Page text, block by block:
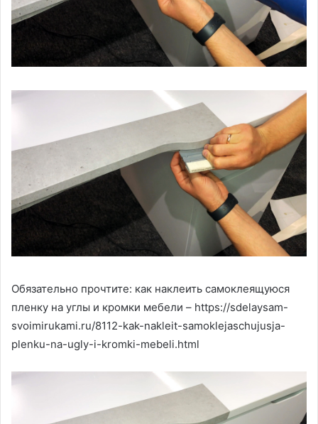
Обязательно прочтите: как наклеить самоклеящуюся
пленку на углы и кромки мебели – https://sdelaysam-
svoimirukami.ru/8112-kak-nakleit-samoklejaschujusja-
plenku-na-ugly-i-kromki-mebeli.html